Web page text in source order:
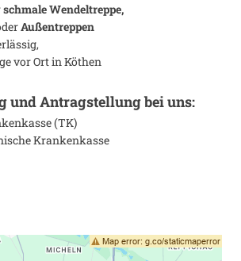
schmale Wendeltreppe,
Außentreppen
vor Ort inKöthen
und Antragstellung bei uns:
(TK)
Krankenkasse